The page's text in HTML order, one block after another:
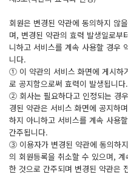
회원은 변경된 약관에 동의하지 않
며, 변경된 약관의 효력 발생일로부
니하고 서비스를 계속 사용할 경우
니다.
① 이 약관의 서비스 화면에 게시하
로 공지함으로써 효력이 발생됩니다.
② 회사는 필요하다고 인정되는 경
경된 약관은 서비스 화면에 공지하
하지 아니하고 서비스를 계속 사용
간주됩니다.
③ 이용자가 변경된 약관에 동의하
의 회원등록을 취소할 수 있으며,
한 것으로 간주되며 변경된 약관은